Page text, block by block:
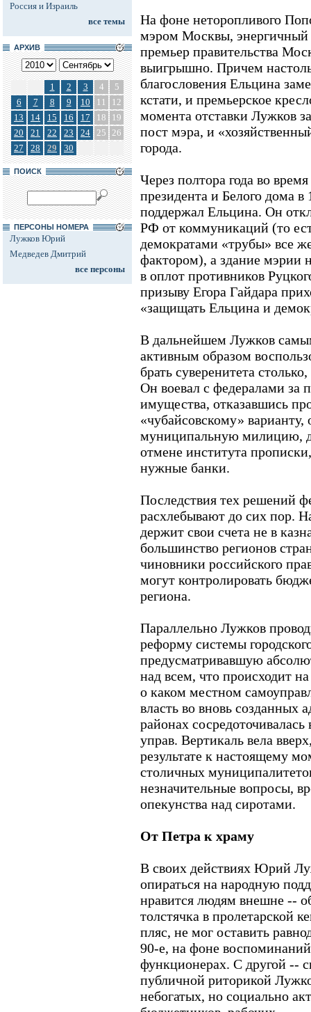
Россия и Израиль
все темы
АРХИВ
1 2 3 4
5
6
7 8 9 10 11
12
13
14 15 16 17 18
19
20
21 22 23 24 25 26
27
28 29 30
ПОИСК
ПЕРСОНЫ НОМЕРА
Лужков Юрий
Медведев Дмитрий
все персоны
На фоне неторопливого
мэром Москвы, энергичный
премьер правительства
выигрышно. Причем
благословения Ельцина
кстати, и премьерское
момента отставки Лужков
пост мэра, и
города.
Через полтора года во
президента и Белого дома
поддержал Ельцина. Он
РФ от коммуникаций (то
демократами «трубы» все
фактором), а здание мэрии
в оплот противников
призыву Егора Гайдара
«защищать Ельцина и
В дальнейшем Лужков
активным образом
брать суверенитета
Он воевал с федералами за
имущества, отказавшись
«чубайсовскому» варианту,
муниципальную милицию,
отмене института
нужные банки.
Последствия тех решений
расхлебывают до сих пор.
держит свои счета не в
большинство регионов
чиновники российского
могут контролировать
региона.
Параллельно Лужков
реформу системы
предусматривавшую
над всем, что происходит
о каком местном
власть во вновь созданных
районах
управ. Вертикаль вела
результате к настоящему
столичных
незначительные вопросы,
опекунства над сиротами.
От Петра к храму
В своих действиях Юрий
опираться на народную
нравится людям внешне --
толстячка в пролетарской
пляс, не мог оставить
90-е, на фоне
функционерах. С другой --
публичной риторикой
небогатых, но социально